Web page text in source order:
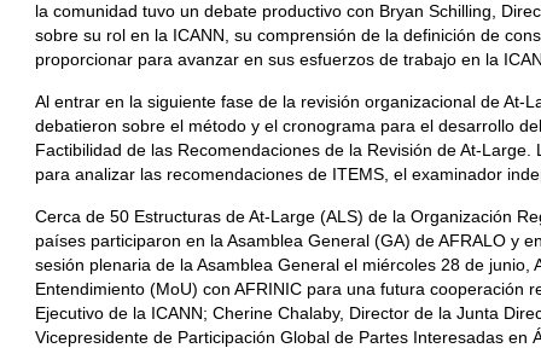
la comunidad tuvo un debate productivo con Bryan Schilling,
sobre su rol en la ICANN, su comprensión de la definición de
proporcionar para avanzar en sus esfuerzos de trabajo en la
Al entrar en la siguiente fase de la revisión organizacional de At-
debatieron sobre el método y el cronograma para el desarrollo
Factibilidad de las Recomendaciones de la Revisión de At-
para analizar las recomendaciones de ITEMS, el examinador
Cerca de 50 Estructuras de At-Large (ALS) de la Organización
países participaron en la Asamblea General (GA) de AFRALO y
sesión plenaria de la Asamblea General el miércoles 28 de junio,
Entendimiento (MoU) con AFRINIC para una futura cooperación
Ejecutivo de la ICANN; Cherine Chalaby, Director de la Junta
Vicepresidente de Participación Global de Partes Interesadas en